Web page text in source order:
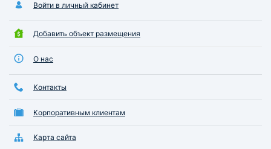
Войти в личный кабинет
Добавить объект размещения
О нас
Контакты
Корпоративным клиентам
Карта сайта